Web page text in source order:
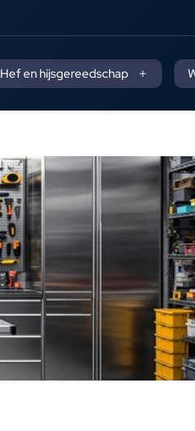
Hef en hijsgereedschap